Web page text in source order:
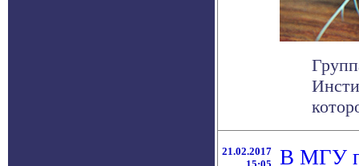
21.02.2017
В МГУ